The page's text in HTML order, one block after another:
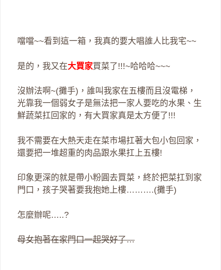
噹噹~~看到這一箱，我真的要大唱誰人比我宅~~
是的，我又在大買家買菜了!!!~哈哈哈~~~
沒辦法啊~(攤手)，誰叫我家在五樓而且沒電梯，
光靠我一個弱女子是無法把一家人要吃的水果、生
鮮蔬菜扛回家的，有大買家真是太方便了!!!
我不需要在大熱天走在菜市場扛著大包小包回家，
還要把一堆超重的肉品跟水果扛上五樓!
印象更深的就是帶小粉圓去買菜，終於把菜扛到家
門口，孩子哭著要我抱她上樓……….(攤手)
怎麼辦呢…..?
母女抱著在家門口一起哭好了…